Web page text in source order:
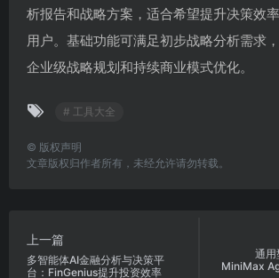
析报告和战略方案，适合希望提升决策效
用户。基础功能可满足初步战略分析需求
企业级战略规划和持续商业模式优化。
# 工具大全
© 版权声明
文章版权归作者所有，未经允许请勿转载。
上一篇
多智能体AI金融分析与决策平
台：FinGenius提升投资效率
通用
MiniMax